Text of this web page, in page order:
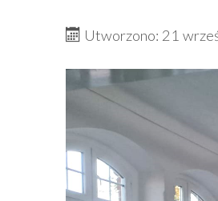
Utworzono: 21